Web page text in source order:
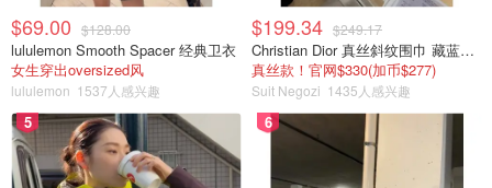
$69.00 $128.00
lululemon Smooth Spacer 经典卫衣
女生穿出oversized风
lululemon 1537人感兴趣
$199.34 $249.17
Christian Dior 真丝斜纹围巾 藏蓝米色
真丝款！官网$330(加币$277)
Suit Negozi 1435人感兴趣
5 6